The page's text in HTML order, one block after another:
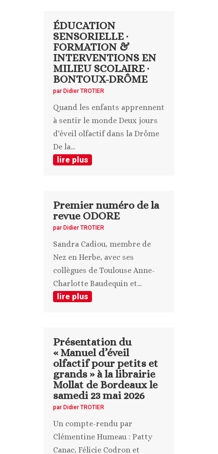
ÉDUCATION
SENSORIELLE ·
FORMATION &
INTERVENTIONS EN
MILIEU SCOLAIRE ·
BONTOUX-DRÔME
par Didier TROTIER
Quand les enfants apprennent
à sentir le monde Deux jours
d'éveil olfactif dans la Drôme
De la...
lire plus
Premier numéro de la
revue ODORE
par Didier TROTIER
Sandra Cadiou, membre de
Nez en Herbe, avec ses
collègues de Toulouse Anne-
Charlotte Baudequin et...
lire plus
Présentation du
« Manuel d’éveil
olfactif pour petits et
grands » à la librairie
Mollat de Bordeaux le
samedi 23 mai 2026
par Didier TROTIER
Un compte-rendu par
Clémentine Humeau : Patty
Canac, Félicie Codron et